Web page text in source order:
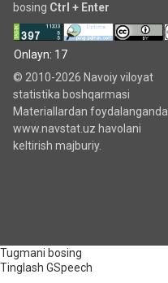
bosing Ctrl + Enter
Onlayn: 17
© 2010-2026 Navoiy viloyat
statistika boshqarmasi
Materiallardan foydalanganda
www.navstat.uz havolani
keltirish majburiy.
Tugmani bosing
Tinglash GSpeech